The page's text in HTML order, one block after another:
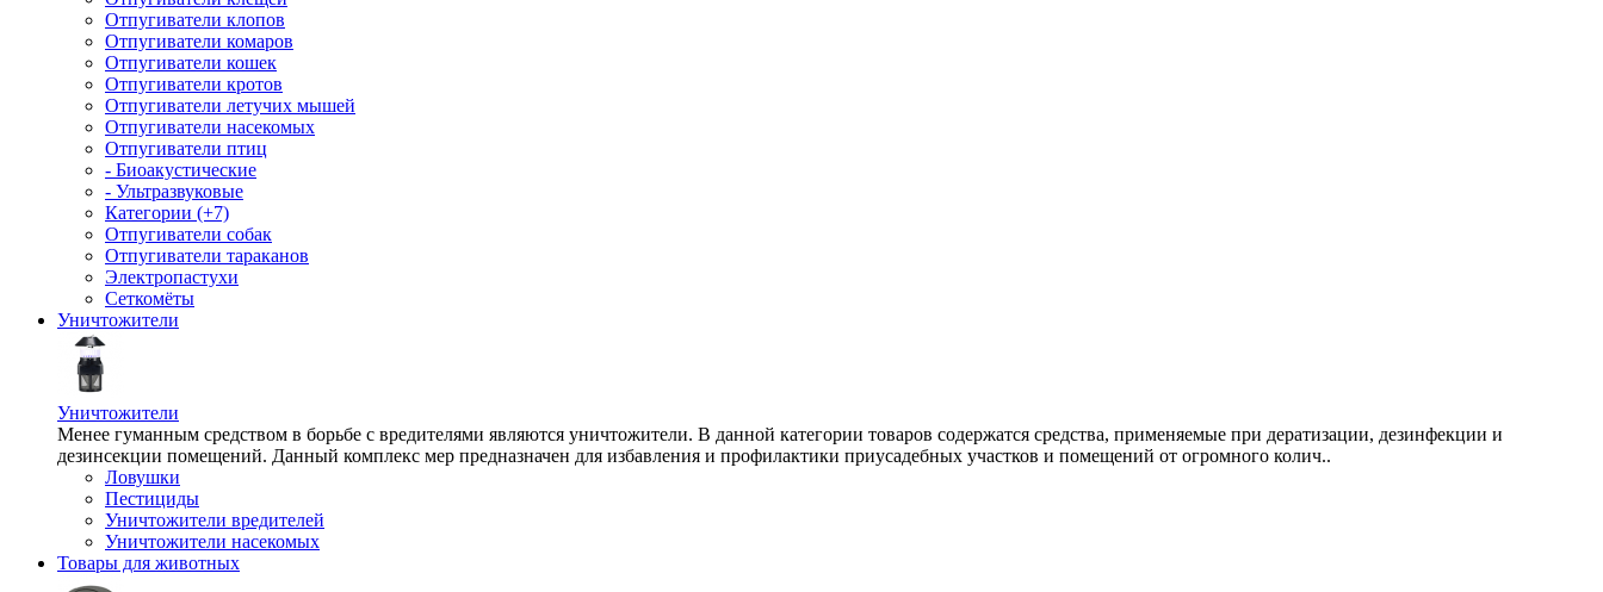
Отпугиватели клопов
Отпугиватели комаров
Отпугиватели кошек
Отпугиватели кротов
Отпугиватели летучих мышей
Отпугиватели насекомых
Отпугиватели птиц
- Биоакустические
- Ультразвуковые
Категории (+7)
Отпугиватели собак
Отпугиватели тараканов
Электропастухи
Сеткомёты
Уничтожители
Уничтожители
Менее гуманным средством в борьбе с вредителями являются уничтожители. В данной категории товаров содержатся средства, применяемые при дератизации, дезинфекции и
дезинсекции помещений. Данный комплекс мер предназначен для избавления и профилактики приусадебных участков и помещений от огромного колич..
Ловушки
Пестициды
Уничтожители вредителей
Уничтожители насекомых
Товары для животных